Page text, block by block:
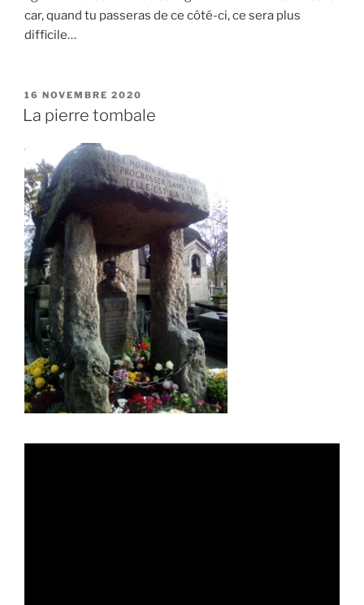
car, quand tu passeras de ce côté-ci, ce sera plus
difficile…
PUBLIÉ
LE
16 NOVEMBRE 2020
La pierre tombale